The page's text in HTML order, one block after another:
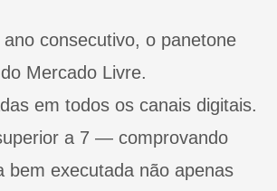
consecutivo, o panetone
Mercado Livre.
em todos os canais digitais.
a 7 — comprovando
bem executada não apenas